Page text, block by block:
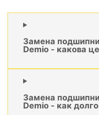
Замена
Demio - какова
Замена
Demio - как